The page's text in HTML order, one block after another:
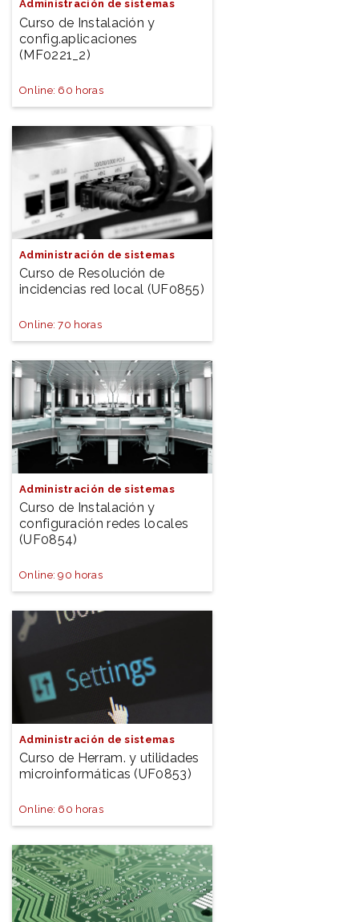
Administración de sistemas
Curso de Instalación y
config.aplicaciones
(MF0221_2)
Online: 60 horas
Administración de sistemas
Curso de Resolución de
incidencias red local (UF0855)
Online: 70 horas
Administración de sistemas
Curso de Instalación y
configuración redes locales
(UF0854)
Online: 90 horas
Administración de sistemas
Curso de Herram. y utilidades
microinformáticas (UF0853)
Online: 60 horas